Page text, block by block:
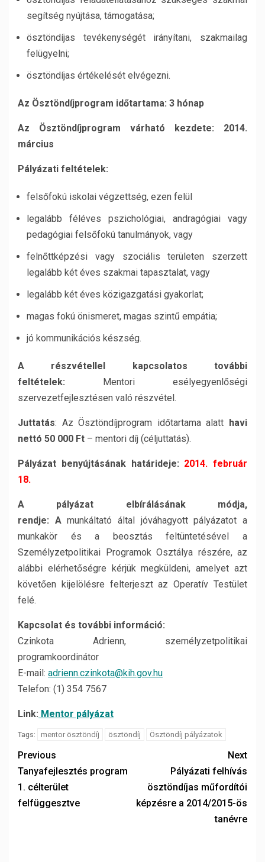
segítség nyújtása, támogatása;
ösztöndíjas tevékenységét irányítani, szakmailag
felügyelni;
ösztöndíjas értékelését elvégezni.
Az Ösztöndíjprogram időtartama: 3 hónap
Az Ösztöndíjprogram várható kezdete: 2014.
március
Pályázati feltételek:
felsőfokú iskolai végzettség, ezen felül
legalább féléves pszichológiai, andragógiai vagy
pedagógiai felsőfokú tanulmányok, vagy
felnőttképzési vagy szociális területen szerzett
legalább két éves szakmai tapasztalat, vagy
legalább két éves közigazgatási gyakorlat;
magas fokú önismeret, magas szintű empátia;
jó kommunikációs készség.
A részvétellel kapcsolatos további
feltételek: Mentori esélyegyenlőségi
szervezetfejlesztésen való részvétel.
Juttatás: Az Ösztöndíjprogram időtartama alatt havi
nettó 50 000 Ft – mentori díj (céljuttatás).
Pályázat benyújtásának határideje: 2014. február
18.
A pályázat elbírálásának módja,
rendje: Amunkáltató által jóváhagyott pályázatot a
munkakör és a beosztás feltüntetésével a
Személyzetpolitikai Programok Osztálya részére, az
alábbi elérhetőségre kérjük megküldeni, amelyet azt
követően kijelölésre felterjeszt az Operatív Testület
felé.
Kapcsolat és további információ:
Czinkota Adrienn, személyzetpolitikai
programkoordinátor
E-mail: adrienn.czinkota@kih.gov.hu
Telefon: (1) 354 7567
Link: Mentor pályázat
Tags: mentor ösztöndíj ösztöndíj Ösztöndíj pályázatok
Previous
Tanyafejlesztés program
1. célterület
felfüggesztve
Next
Pályázati felhívás
ösztöndíjas műfordítói
képzésre a 2014/2015-ös
tanévre